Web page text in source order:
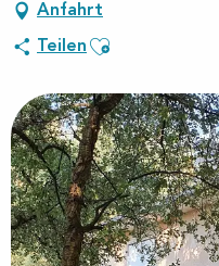
Anfahrt
Teilen Ajouter aux favoris